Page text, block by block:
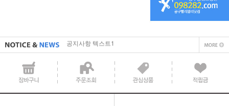
직접 입력해주셔야 합니다.
공지사항 텍스트1